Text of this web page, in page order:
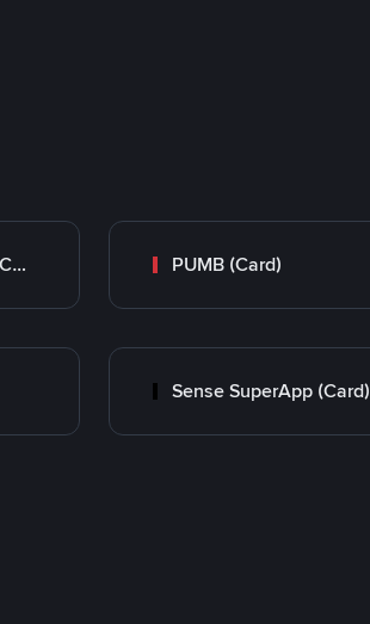
Privat Bank (Universal Card) PUMB (Card)
Sense SuperApp (Card)